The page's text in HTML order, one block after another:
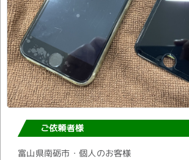
ご依頼者様
富山県南砺市・個人のお客様